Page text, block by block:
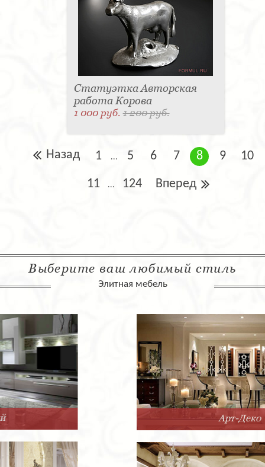
Статуэтка Авторская
работа Корова
1 000 руб.1 200 руб.
Назад 1 ... 5 6 7 8 9 10
11 ... 124 Вперед
Выберите ваш любимый стиль
Элитная мебель
Арт-Деко